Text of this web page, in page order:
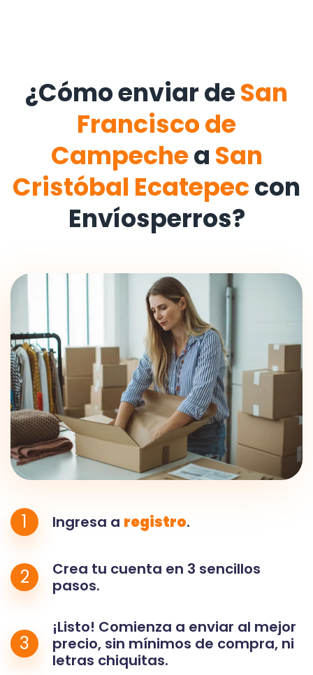
¿Cómo enviar deSan
Francisco de
Campechea San
Cristóbal Ecatepeccon
Envíosperros?
1 Ingresa a registro.
2
Crea tu cuenta en 3 sencillos
pasos.
3
¡Listo! Comienza a enviar al mejor
precio, sin mínimos de compra, ni
letras chiquitas.